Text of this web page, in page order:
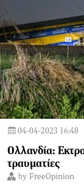
04-04-2023 16:48
Ολλανδία:
τραυματίες
by FreeOpinion